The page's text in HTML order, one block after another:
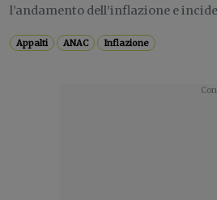
l’andamento dell’inflazione e
Appalti ANAC Inflazione